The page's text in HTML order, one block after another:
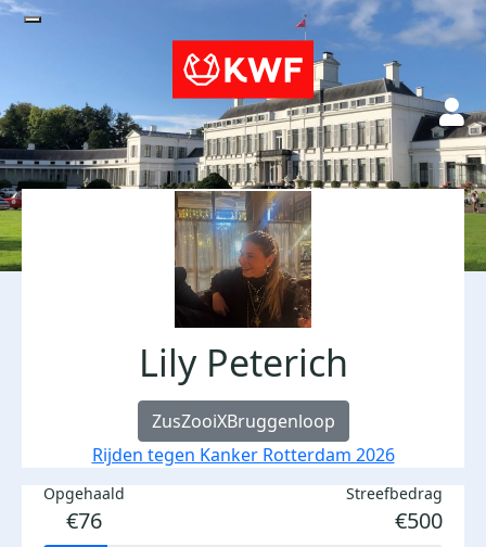
Lily Peterich
ZusZooiXBruggenloop
Rijden tegen Kanker Rotterdam 2026
Opgehaald
€76
Streefbedrag
€500